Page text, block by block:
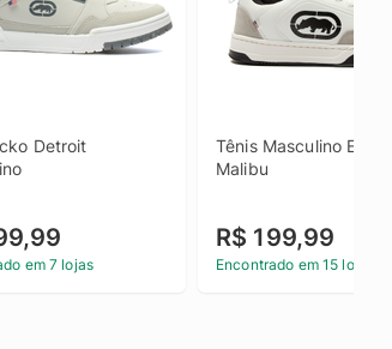
Detroit
em 7 lojas
Tênis Masculino Ecko
Malibu
R$ 199,99
Encontrado em 15 lojas